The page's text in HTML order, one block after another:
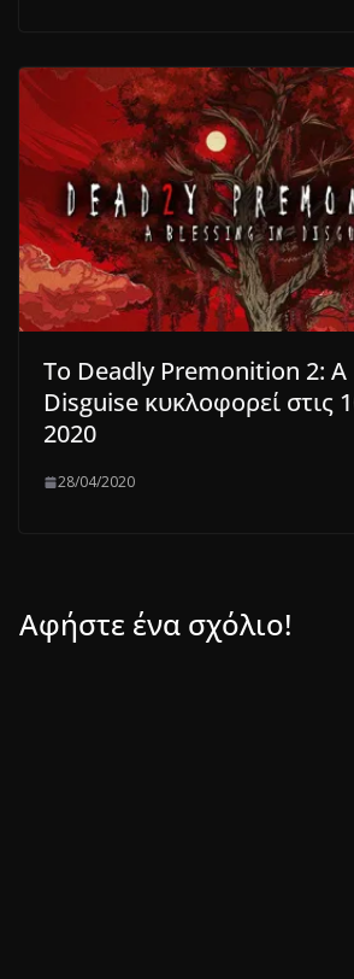
Το Deadly Premonition 2: A
Disguise κυκλοφορεί στις
2020
28/04/2020
Αφήστε ένα σχόλιο!